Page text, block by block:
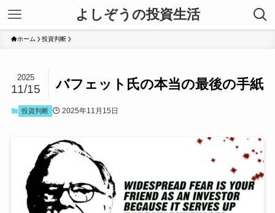
よしぞうの投資生活
ホーム 投資判断
バフェット氏の本当の最後の手紙
2025
11/15
投資判断 2025年11月15日